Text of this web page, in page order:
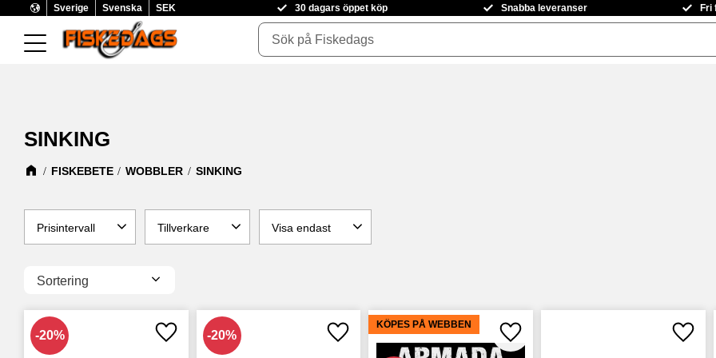
Sverige Svenska SEK 30 dagars öppet köp Snabba leveranser Fri
SINKING
FISKEBETE WOBBLER SINKING
Prisintervall Tillverkare
CWC
2
Visa fler
Visa endast
20% Lägg till i favoriter
20% Lägg till i favoriter
KÖPES PÅ WEBBEN
Lägg till i favoriter Lägg